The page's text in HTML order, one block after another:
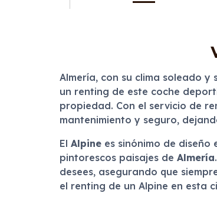
Almería, con su clima soleado
un renting de este coche
propiedad. Con el servicio de
mantenimiento y seguro,
El Alpinees sinónimo de diseño
pintorescos paisajes de Almería
desees, asegurando que
el renting de un Alpine en esta